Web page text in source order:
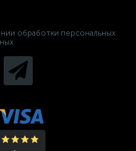
обработки персональных